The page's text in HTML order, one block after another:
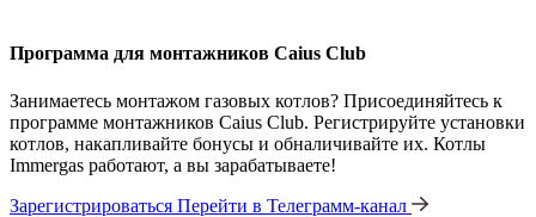
Программа для монтажников Caius Club
Занимаетесь монтажом газовых котлов? Присоединяйтесь к
программе монтажников Caius Club. Регистрируйте установки
котлов, накапливайте бонусы и обналичивайте их. Котлы
Immergas работают, а вы зарабатываете!
Зарегистрироваться Перейти в Телеграмм-канал